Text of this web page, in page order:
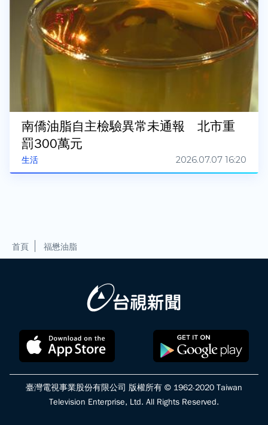
生活
南僑油脂自主檢驗異常未通報 北市重
罰300萬元
2026.07.07 16:20
首頁 福懋油脂
臺灣電視事業股份有限公司 版權所有 © 1962-2020 Taiwan
Television Enterprise, Ltd. All Rights Reserved.